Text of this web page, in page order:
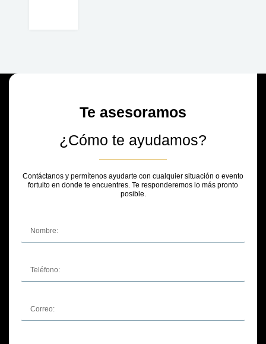
Te asesoramos
¿Cómo te ayudamos?
Contáctanos y permítenos ayudarte con cualquier situación o evento
fortuito en donde te encuentres. Te responderemos lo más pronto
posible.